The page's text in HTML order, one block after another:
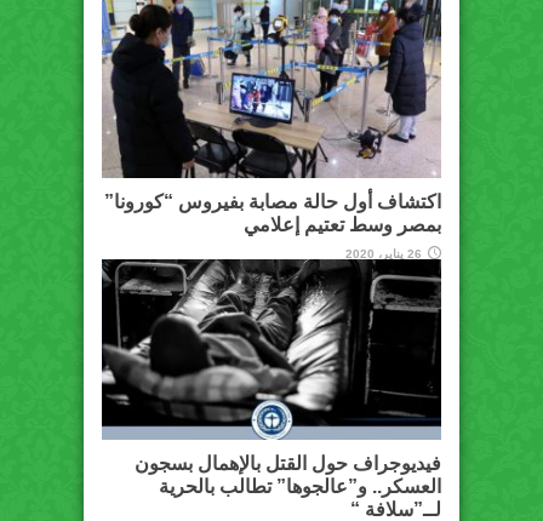
اكتشاف أول حالة مصابة بفيروس “كورونا”
بمصر وسط تعتيم إعلامي
26 يناير، 2020
فيديوجراف حول القتل بالإهمال بسجون
العسكر.. و”عالجوها” تطالب بالحرية
لــ”سلافة “